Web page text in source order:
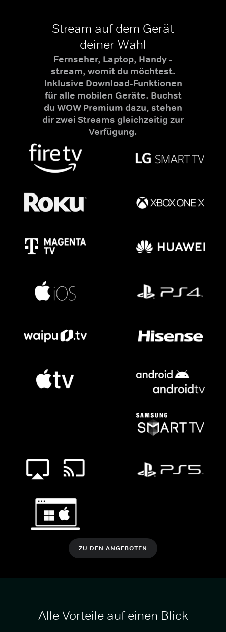
Stream auf dem Gerät
deiner Wahl
Fernseher, Laptop, Handy -
stream, womit du möchtest.
Inklusive Download-Funktionen
für alle mobilen Geräte. Buchst
du WOW Premium dazu, stehen
dir zwei Streams gleichzeitig zur
Verfügung.
ZU DEN ANGEBOTEN
Alle Vorteile auf einen Blick